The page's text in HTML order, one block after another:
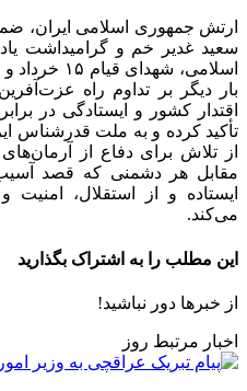
ارتش جمهوری اسلامی ایران،
سعید غدیر خم و گرامیداشت یاد
اسلامی،
بار دیگر بر تداوم راه
اقتدار کشور و ایستادگی در
تأکید کرده و به ملت قدرشناس
از تلاش برای دفاع از
مقابل هر دشمنی که قصد آسیب
ایستاده و از استقلال،
می‌کند.
این مطلب را به اشتراک بگذارید
از خبرها دور نباشید!
اخبار مرتبط روز